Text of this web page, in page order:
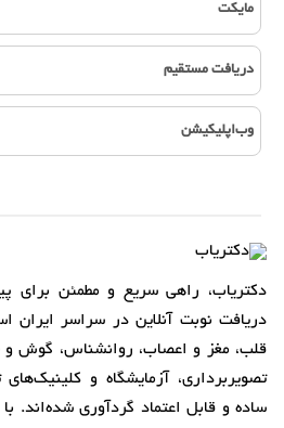
مایکت
دریافت مستقیم
وب‌اپلیکیشن
دکتریاب، راهی سریع و مطمئن برای
دریافت نوبت آنلاین در سراسر ایران
قلب، مغز و اعصاب، روانشناس، گوش و
تصویربرداری، آزمایشگاه و
ساده و قابل اعتماد گردآوری شده‌اند.